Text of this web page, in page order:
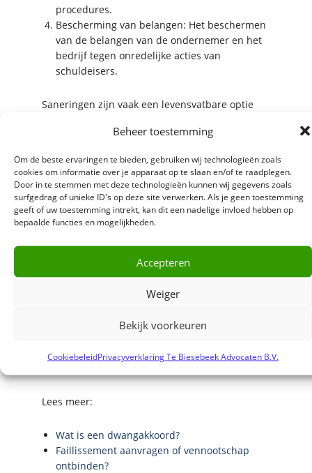
Beheer toestemming
Om de beste ervaringen te bieden, gebruiken wij technologieën zoals
cookies om informatie over je apparaat op te slaan en/of te raadplegen.
Door in te stemmen met deze technologieën kunnen wij gegevens zoals
surfgedrag of unieke ID's op deze site verwerken. Als je geen toestemming
geeft of uw toestemming intrekt, kan dit een nadelige invloed hebben op
bepaalde functies en mogelijkheden.
Accepteren
Weiger
Bekijk voorkeuren
CookiebeleidPrivacyverklaring Te Biesebeek Advocaten B.V.
procedures.
Bescherming van belangen: Het beschermen
van de belangen van de ondernemer en het
bedrijf tegen onredelijke acties van
schuldeisers.
Saneringen zijn vaak een levensvatbare optie
financiële problemen. Door het herstructureren
continuïteit van de onderneming, kunnen
saneringen bedrijven een tweede kans bieden.
Het is echter van cruciaal belang om juridisch
advies in te winnen en de juiste juridische
stappen te nemen om een succesvolle sanering
Als uw bedrijf te maken heeft met financiële
problemen, neem dan vrijblijvend
Advocaten in Zwolle. Onze advocaten hebben
een helder advies en een daadkrachtige
Lees meer:
Wat is een dwangakkoord?
Faillissement aanvragen of vennootschap
ontbinden?